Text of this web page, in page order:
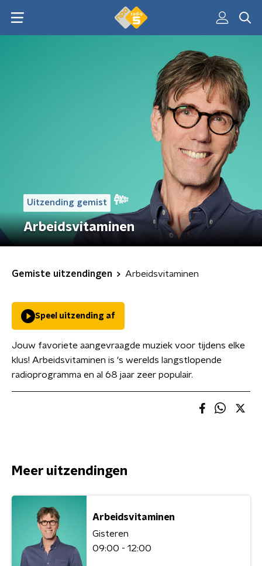
Uitzending gemist
Arbeidsvitaminen
Gemiste uitzendingen Arbeidsvitaminen
Speel uitzending af
Jouw favoriete aangevraagde muziek voor tijdens elke
klus! Arbeidsvitaminen is 's werelds langstlopende
radioprogramma en al 68 jaar zeer populair.
Meer uitzendingen
Arbeidsvitaminen
Gisteren
09:00 - 12:00